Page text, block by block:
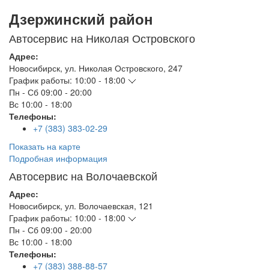
Дзержинский район
Автосервис на Николая Островского
Адрес:
Новосибирск, ул. Николая Островского, 247
График работы: 10:00 - 18:00
Пн - Сб 09:00 - 20:00
Вс 10:00 - 18:00
Телефоны:
+7 (383) 383-02-29
Показать на карте
Подробная информация
Автосервис на Волочаевской
Адрес:
Новосибирск, ул. Волочаевская, 121
График работы: 10:00 - 18:00
Пн - Сб 09:00 - 20:00
Вс 10:00 - 18:00
Телефоны:
+7 (383) 388-88-57